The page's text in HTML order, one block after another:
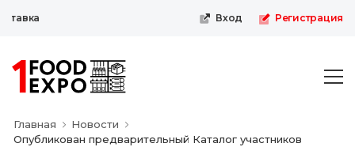
Вход Регистрация
Главная
Новости
Опубликован предварительный Каталог участников